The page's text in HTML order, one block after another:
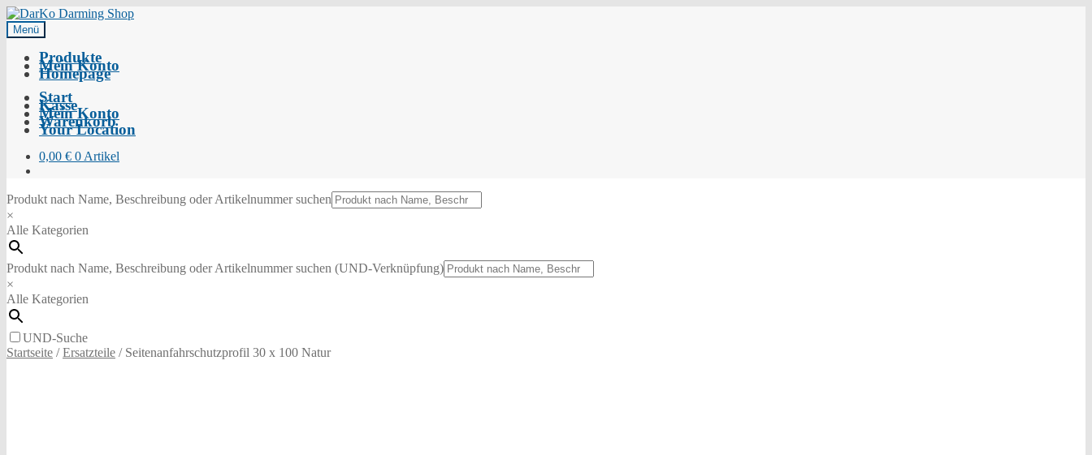
Menü
Produkte
Mein Konto
Homepage
Start
Kasse
Mein Konto
Warenkorb
Your Location
0,00 € 0 Artikel
Produkt nach Name, Beschreibung oder Artikelnummer suchen
×
Alle Kategorien
Produkt nach Name, Beschreibung oder Artikelnummer suchen (UND-Verknüpfung)
×
Alle Kategorien
UND-Suche
Startseite /Ersatzteile / Seitenanfahrschutzprofil 30 x 100 Natur